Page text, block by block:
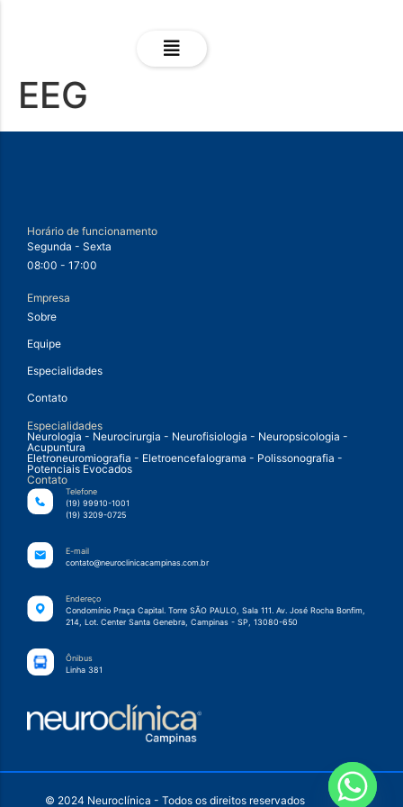
EEG
Horário de funcionamento
Segunda - Sexta
08:00 - 17:00
Empresa
Sobre
Equipe
Especialidades
Contato
Especialidades
Neurologia - Neurocirurgia - Neurofisiologia - Neuropsicologia -
Acupuntura
Eletroneuromiografia - Eletroencefalograma - Polissonografia -
Potenciais Evocados
Contato
Telefone
(19) 99910-1001
(19) 3209-0725
E-mail
contato@neuroclinicacampinas.com.br
Endereço
Condomínio Praça Capital. Torre SÃO PAULO, Sala 111. Av. José Rocha Bonfim,
214, Lot. Center Santa Genebra, Campinas - SP, 13080-650
Ônibus
Linha 381
© 2024 Neuroclínica - Todos os direitos reservados